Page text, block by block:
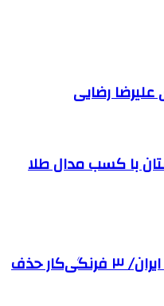
رضایی
با کسب مدال طلا
شانس یک مدال طلا برای ایران/ ۳ فرنگی‌کار حذف